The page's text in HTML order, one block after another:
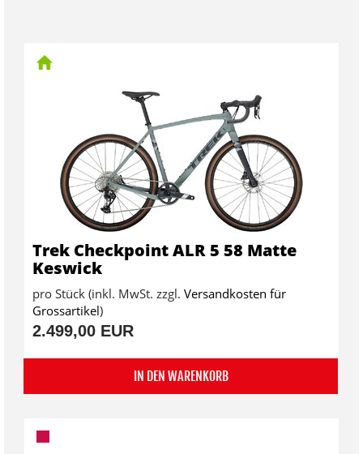
Trek Checkpoint ALR 5 58 Matte
Keswick
pro Stück (inkl. MwSt. zzgl. Versandkosten für
Grossartikel)
2.499,00 EUR
IN DEN WARENKORB